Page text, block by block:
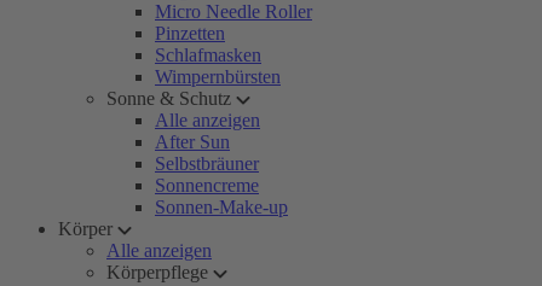
Micro Needle Roller
Pinzetten
Schlafmasken
Wimpernbürsten
Sonne & Schutz
Alle anzeigen
After Sun
Selbstbräuner
Sonnencreme
Sonnen-Make-up
Körper
Alle anzeigen
Körperpflege